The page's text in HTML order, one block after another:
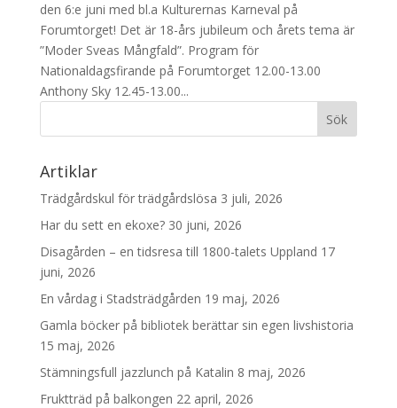
den 6:e juni med bl.a Kulturernas Karneval på
Forumtorget! Det är 18-års jubileum och årets tema är
”Moder Sveas Mångfald”. Program för
Nationaldagsfirande på Forumtorget 12.00-13.00
Anthony Sky 12.45-13.00...
Artiklar
Trädgårdskul för trädgårdslösa 3 juli, 2026
Har du sett en ekoxe? 30 juni, 2026
Disagården – en tidsresa till 1800-talets Uppland 17
juni, 2026
En vårdag i Stadsträdgården 19 maj, 2026
Gamla böcker på bibliotek berättar sin egen livshistoria
15 maj, 2026
Stämningsfull jazzlunch på Katalin 8 maj, 2026
Fruktträd på balkongen 22 april, 2026